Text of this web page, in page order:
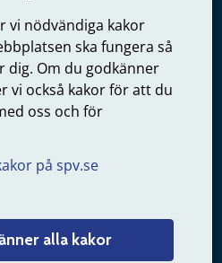
vi nödvändiga kakor
ska fungera så
dig. Om du godkänner
vi också kakor för att du
oss och för
på spv.se
alla kakor
från statlig
mejl till oss